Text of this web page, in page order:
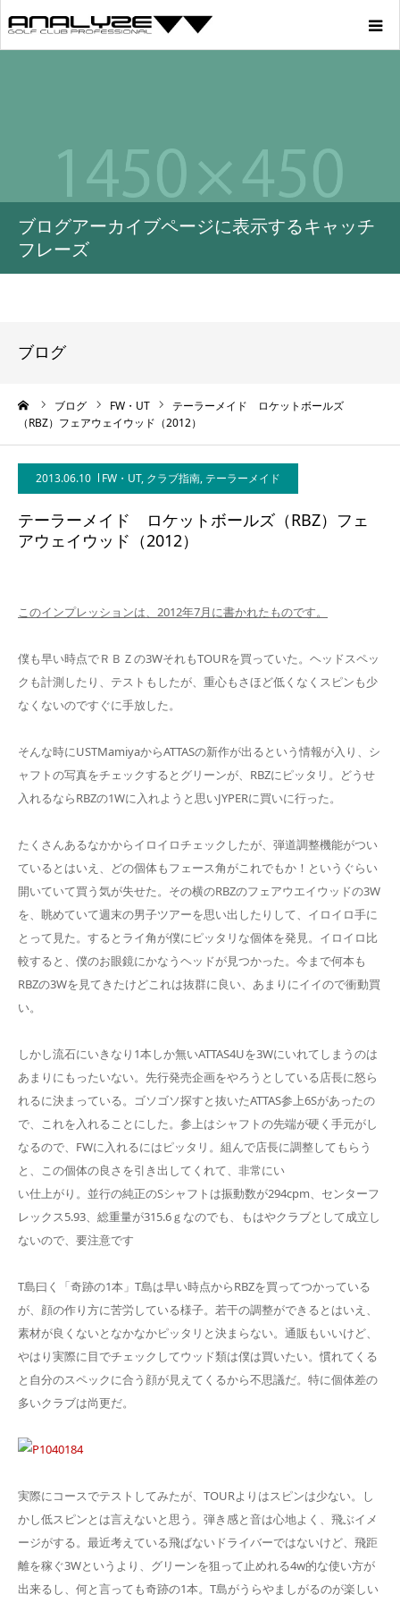
ブログアーカイブページに表示するキャッチ
フレーズ
ブログ
ブログ FW・UT
テーラーメイド ロケットボールズ
（RBZ）フェアウェイウッド（2012）
2013.06.10 FW・UT, クラブ指南,テーラーメイド
テーラーメイド ロケットボールズ（RBZ）フェ
アウェイウッド（2012）
このインプレッションは、2012年7月に書かれたものです。
僕も早い時点でＲＢＺの3WそれもTOURを買っていた。ヘッドスペッ
クも計測したり、テストもしたが、重心もさほど低くなくスピンも少
なくないのですぐに手放した。
そんな時にUSTMamiyaからATTASの新作が出るという情報が入り、シ
ャフトの写真をチェックするとグリーンが、RBZにピッタリ。どうせ
入れるならRBZの1Wに入れようと思いJYPERに買いに行った。
たくさんあるなかからイロイロチェックしたが、弾道調整機能がつい
ているとはいえ、どの個体もフェース角がこれでもか！というぐらい
開いていて買う気が失せた。その横のRBZのフェアウエイウッドの3W
を、眺めていて週末の男子ツアーを思い出したりして、イロイロ手に
とって見た。するとライ角が僕にピッタリな個体を発見。イロイロ比
較すると、僕のお眼鏡にかなうヘッドが見つかった。今まで何本も
RBZの3Wを見てきたけどこれは抜群に良い、あまりにイイので衝動買
い。
しかし流石にいきなり1本しか無いATTAS4Uを3Wにいれてしまうのは
あまりにもったいない。先行発売企画をやろうとしている店長に怒ら
れるに決まっている。ゴソゴソ探すと抜いたATTAS参上6Sがあったの
で、これを入れることにした。参上はシャフトの先端が硬く手元がし
なるので、FWに入れるにはピッタリ。組んで店長に調整してもらう
と、この個体の良さを引き出してくれて、非常にい
い仕上がり。並行の純正のSシャフトは振動数が294cpm、センターフ
レックス5.93、総重量が315.6ｇなのでも、もはやクラブとして成立し
ないので、要注意です
T島曰く「奇跡の1本」T島は早い時点からRBZを買ってつかっている
が、顔の作り方に苦労している様子。若干の調整ができるとはいえ、
素材が良くないとなかなかピッタリと決まらない。通販もいいけど、
やはり実際に目でチェックしてウッド類は僕は買いたい。慣れてくる
と自分のスペックに合う顔が見えてくるから不思議だ。特に個体差の
多いクラブは尚更だ。
実際にコースでテストしてみたが、TOURよりはスピンは少ない。し
かし低スピンとは言えないと思う。弾き感と音は心地よく、飛ぶイメ
ージがする。最近考えている飛ばないドライバーではないけど、飛距
離を稼ぐ3Wというより、グリーンを狙って止めれる4w的な使い方が
出来るし、何と言っても奇跡の1本。T島がうらやましがるのが楽しい
Youtube
Profile